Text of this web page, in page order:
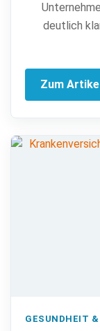
deutlich
Zum
GESUNDHEIT